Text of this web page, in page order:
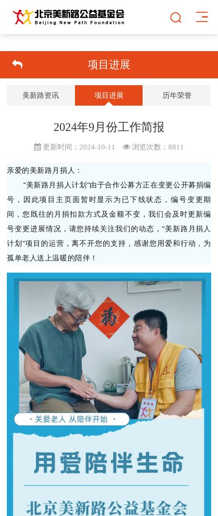
项目进展
美新路资讯 项目进展 历年荣誉
2024年9月份工作简报
更新时间：2024-10-11 浏览次数： 8811
亲爱的美新路月捐人：
“美新路月捐人计划”由于合作公募方正在变更公开募捐编
号，因此项目主页面暂时显示为已下线状态，编号变更期
间，您既往的月捐扣款方式及金额不变，我们会及时更新编
号变更进展情况，请您持续关注我们的动态，“美新路月捐人
计划”项目的运营，离不开您的支持，感谢您用爱和行动，为
孤单老人送上温暖的陪伴 ！